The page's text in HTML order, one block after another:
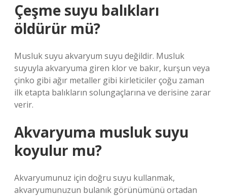
Çeşme suyu balıkları
öldürür mü?
Musluk suyu akvaryum suyu değildir. Musluk
suyuyla akvaryuma giren klor ve bakır, kurşun veya
çinko gibi ağır metaller gibi kirleticiler çoğu zaman
ilk etapta balıkların solungaçlarına ve derisine zarar
verir.
Akvaryuma musluk suyu
koyulur mu?
Akvaryumunuz için doğru suyu kullanmak,
akvaryumunuzun bulanık görünümünü ortadan